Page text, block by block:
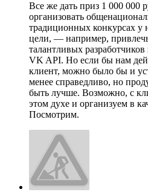
Все же дать приз 1 000 000
организовать
традиционных конкурсах у
цели, — например,
талантливых
VK API. Но если бы нам
клиент, можно было бы и
менее справедливо, но
быть лучше. Возможно, с
этом духе и организуем в
Посмотрим.